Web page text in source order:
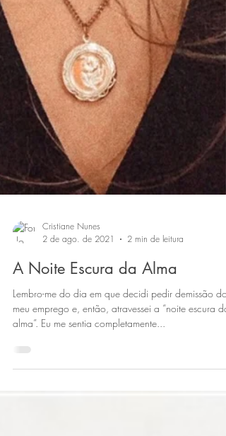
Cristiane Nunes
2 de ago. de 2021
2 min de leitura
A Noite Escura da Alma
Lembro-me do dia em que decidi pedir demissão do
meu emprego e, então, atravessei a “noite escura da